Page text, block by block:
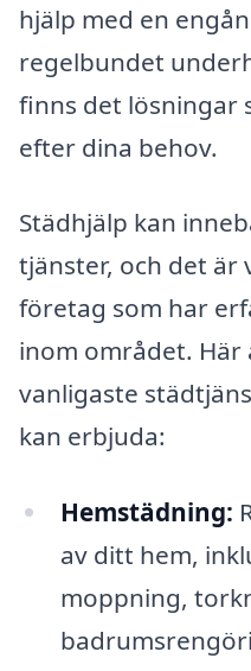
hjälp med en
regelbundet
finns det lösningar
efter dina behov.
Städhjälp kan
tjänster, och det är
företag som har
inom området. Här
vanligaste
kan erbjuda:
Hemstädning:
av ditt hem,
moppning,